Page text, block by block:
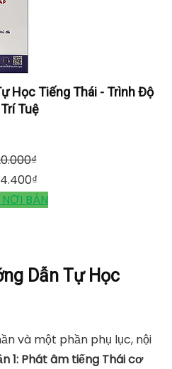
Học Tiếng Thái - Trình Độ
Tuệ
₫
₫
BÁN
Dẫn Tự Học
và một phần phụ lục, nội
1: Phát âm tiếng Thái cơ